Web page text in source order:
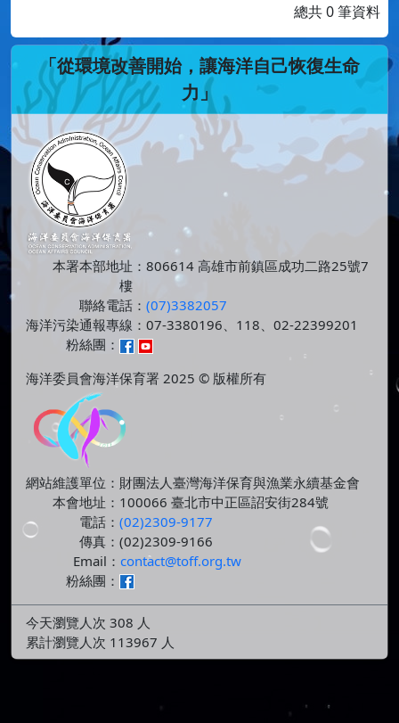
總共 0 筆資料
「從環境改善開始，讓海洋自己恢復生命
力」
本署本部地址：806614 高雄市前鎮區成功二路25號7
樓
聯絡電話： (07)3382057
海洋污染通報專線：07-3380196、118、02-22399201
粉絲團：
海洋委員會海洋保育署 2025 © 版權所有
網站維護單位：財團法人臺灣海洋保育與漁業永續基金會
本會地址：100066 臺北市中正區詔安街284號
電話： (02)2309-9177
傳真：(02)2309-9166
Email： contact@toff.org.tw
粉絲團：
今天瀏覽人次 308 人
累計瀏覽人次 113967 人